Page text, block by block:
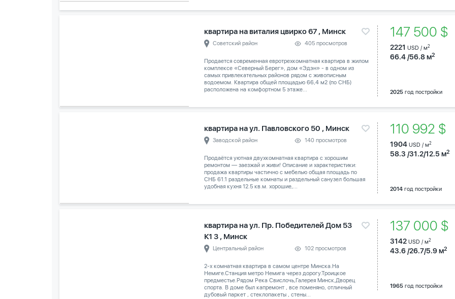
квартира на виталия цвирко 67 , Минск
Советский район 405 просмотров
Продается современная евротрехкомнатная квартира в жилом
комплексе «Северный Берег», дом «Эдэн» - в одном из
самых привлекательных районов рядом с живописным
водоемом. Квартира общей площадью 66,4 м2 (по СНБ)
расположена на комфортном 5 этаже...
147 500 $
2221 USD / м2
66.4 /56.8 м2
2025год постройки
квартира на ул. Павловского 50 , Минск
Заводской район 140 просмотров
Продаётся уютная двухкомнатная квартира с хорошим
ремонтом — заезжай и живи! Описание и характеристики:
продажа квартиры частично с мебелью общая площадь по
СНБ 61.1 раздельные комнаты и раздельный санузел большая
удобная кухня 12.5 кв.м. хорошие,...
110 992 $
1904 USD / м2
58.3 /31.2/12.5 м2
2014год постройки
квартира на ул. Пр. Победителей Дом 53
К1 3 , Минск
Центральный район 102 просмотров
2-х комнатная квартира в самом центре Минска.На
Немиге.Станция метро Немига через дорогу.Троицкое
предместье.Рядом Река Свислочь,Галерея Минск,Дворец
спорта. В доме был капремонт , все поменяно, отличный
дубовый паркет , стеклопакеты , стены...
137 000 $
3142 USD / м2
43.6 /26.7/5.9 м2
1965год постройки